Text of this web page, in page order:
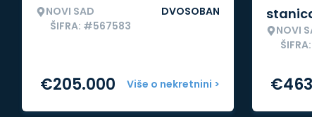
NOVI SAD
ŠIFRA: #567583
DVOSOBAN
Više o nekretnini >
€205.000
NOVI
€